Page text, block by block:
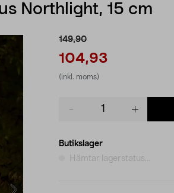
Northlight, 15 cm
149,90
104,93
(inkl. moms)
Butikslager
Hämtar lagerstatus...